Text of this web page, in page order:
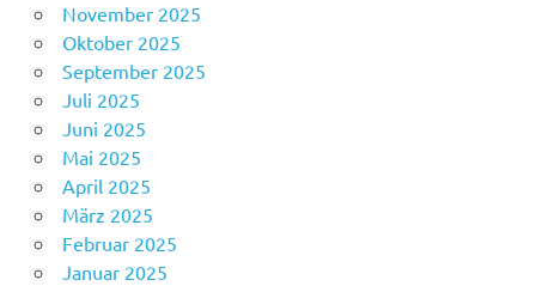
November 2025
Oktober 2025
September 2025
Juli 2025
Juni 2025
Mai 2025
April 2025
März 2025
Februar 2025
Januar 2025